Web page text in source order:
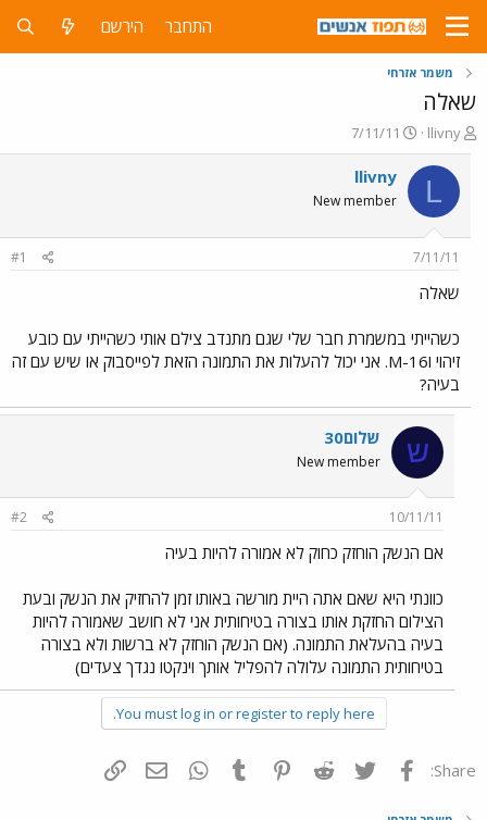
התחבר הירשם
משמר אזרחי
שאלה
פ
ו
ת
ח
ה
ש
א
llivny
פ
ו
ר
ס
ם
7/11/11
L
llivny
New member
7/11/11
#1
שאלה
כשהייתי במשמרת חבר שלי שגם מתנדב צילם אותי כשהייתי עם כובע
זיהוי וM-16. אני יכול להעלות את התמונה הזאת לפייסבוק או שיש עם זה
בעיה?
ש שלום30
New member
10/11/11
#2
אם הנשק הוחזק כחוק לא אמורה להיות בעיה
כוונתי היא שאם אתה היית מורשה באותו זמן להחזיק את הנשק ובעת
הצילום החזקת אותו בצורה בטיחותית אני לא חושב שאמורה להיות
בעיה בהעלאת התמונה. (אם הנשק הוחזק לא ברשות ולא בצורה
בטיחותית התמונה עלולה להפליל אותך וינקטו נגדך צעדים)
You must log in or register to reply here.
Share: פייסבוק Twitter
Reddit
Pinterest
Tumblr
WhatsAppדואר אלקטרוני